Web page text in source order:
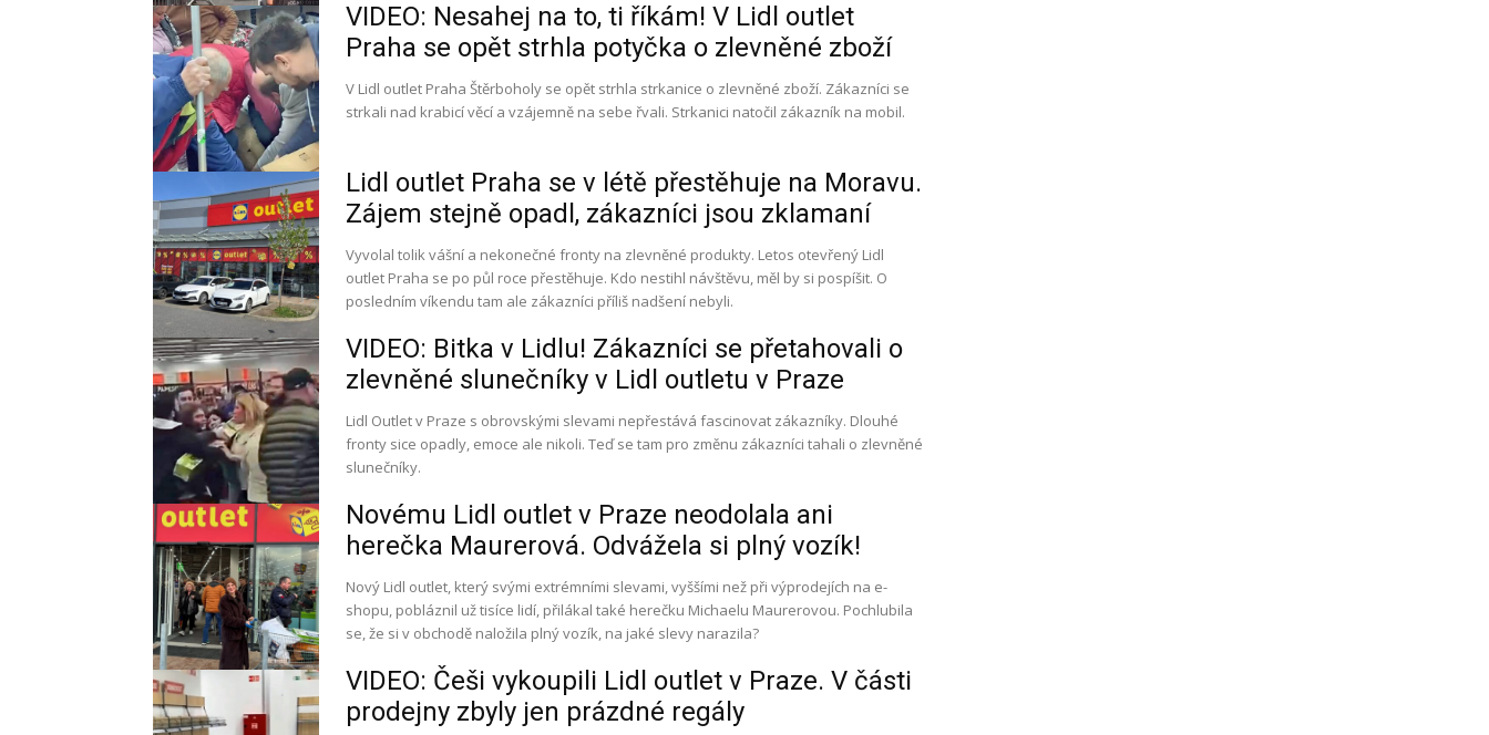
VIDEO: Nesahej na to, ti říkám! V Lidl outlet
Praha se opět strhla potyčka o zlevněné zboží
V Lidl outlet Praha Štěrboholy se opět strhla strkanice o zlevněné zboží. Zákazníci se
strkali nad krabicí věcí a vzájemně na sebe řvali. Strkanici natočil zákazník na mobil.
Lidl outlet Praha se v létě přestěhuje na Moravu.
Zájem stejně opadl, zákazníci jsou zklamaní
Vyvolal tolik vášní a nekonečné fronty na zlevněné produkty. Letos otevřený Lidl
outlet Praha se po půl roce přestěhuje. Kdo nestihl návštěvu, měl by si pospíšit. O
posledním víkendu tam ale zákazníci příliš nadšení nebyli.
VIDEO: Bitka v Lidlu! Zákazníci se přetahovali o
zlevněné slunečníky v Lidl outletu v Praze
Lidl Outlet v Praze s obrovskými slevami nepřestává fascinovat zákazníky. Dlouhé
fronty sice opadly, emoce ale nikoli. Teď se tam pro změnu zákazníci tahali o zlevněné
slunečníky.
Novému Lidl outlet v Praze neodolala ani
herečka Maurerová. Odvážela si plný vozík!
Nový Lidl outlet, který svými extrémními slevami, vyššími než při výprodejích na e-
shopu, pobláznil už tisíce lidí, přilákal také herečku Michaelu Maurerovou. Pochlubila
se, že si v obchodě naložila plný vozík, na jaké slevy narazila?
VIDEO: Češi vykoupili Lidl outlet v Praze. V části
prodejny zbyly jen prázdné regály